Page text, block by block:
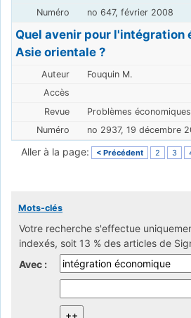
no 647, février 2008
Quel avenir pour l'intégration
Asie orientale ?
Fouquin M.
Problèmes économiques
no 2937, 19 décembre
Aller à la page: < Précédent 2 3
Mots-clés
Votre recherche s'effectue
indexés, soit 13 % des articles de
Avec :